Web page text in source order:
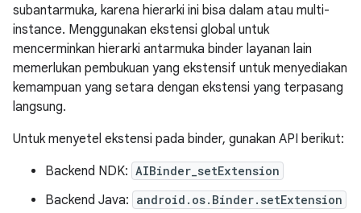
subantarmuka, karena hierarki ini bisa dalam atau multi-
instance. Menggunakan ekstensi global untuk
mencerminkan hierarki antarmuka binder layanan lain
memerlukan pembukuan yang ekstensif untuk menyediakan
kemampuan yang setara dengan ekstensi yang terpasang
langsung.
Untuk menyetel ekstensi pada binder, gunakan API berikut:
Backend NDK: AIBinder_setExtension
Backend Java: android.os.Binder.setExtension